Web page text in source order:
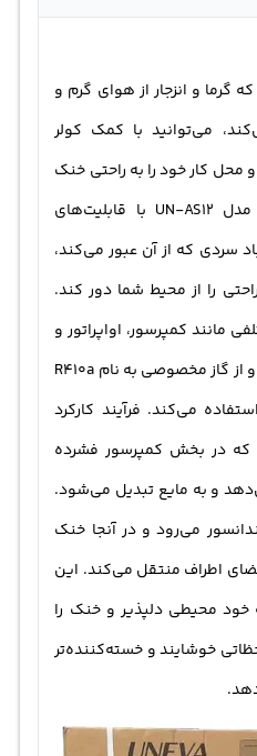
گرما و انزجار از هوای گرم و
می‌توانید با کمک کولر
محل کار خود را به راحتی خنک
و دلپذیر کنید. کولر گازی مدل UN-AS12 با قابلیت‌های
سردی که از آن عبور می‌کند،
را از محیط شما دور کند.
مانند کمپرسور، اواپراتور و
کندانسور تشکیل شده است و از گاز مخصوصی به نام R410a
می‌کند. فرآیند کارکرد
که در بخش کمپرسور فشرده
و به مایع تبدیل می‌شود.
می‌رود و در آنجا خنک
اطراف منتقل می‌کند. این
خود محیطی دلپذیر و خنک را
خوشایند و خسته‌کننده‌تر